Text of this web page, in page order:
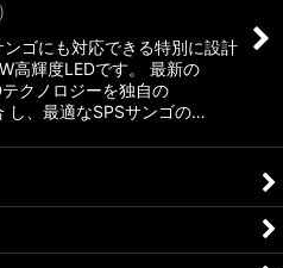
)
ゴにも対応できる特別に設計
高輝度LEDです。 最新の
クノロジーを独自の
し、最適なSPSサンゴの…